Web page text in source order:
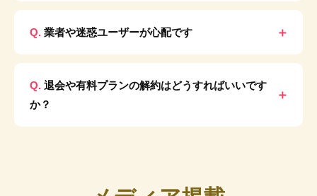
業者や迷惑ユーザーが心配です
退会や有料プランの解約はどうすればいいです
か？